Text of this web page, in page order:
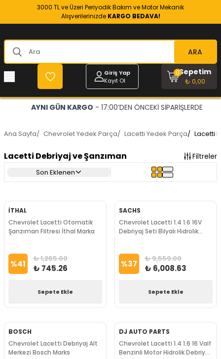
3000 TL ve Üzeri Periyodik Bakım ve Motor Mekanik
Alışverilerinizde KARGO BEDAVA!
ARA
Giriş Yap
Kayıt Ol
Sepetim
₺ 0,00
0
AYNI GÜN KARGO - 17:00’DEN ÖNCEKİ SİPARİŞLERDE
Ana Sayfa/ Chevrolet Yedek Parça/ Lacetti Yedek Parça/ Lacetti
Lacetti Debriyaj ve Şanzıman Filtreler
Son Eklenen
İTHAL
Chevrolet Lacetti Otomatik
Şanzıman Filtresi İthal Marka
%41 ₺ 1,265.00
₺ 745.26
Sepete Ekle
SACHS
Chevrolet Lacetti 1.4 1.6 16V
Debri̇yaj Seti Bi̇lyalı Hi̇droli̇k
%37 ₺ 9,559.00
₺ 6,008.63
Sepete Ekle
BOSCH
Chevrolet Lacetti Debriyaj Alt
Merkezi Bosch Marks
DJ AUTO PARTS
Chevrolet Lacetti 1.4 1.6 16 Valf
Benzinli Motor Hidrolik Debriyaj